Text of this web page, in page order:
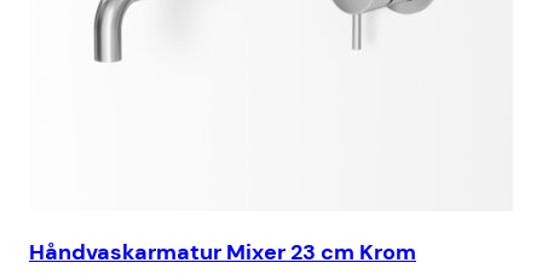
Håndvaskarmatur Mixer 23 cm Krom